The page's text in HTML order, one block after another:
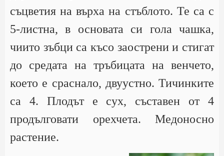
съцветия на върха на стъблото. Те са с
5-листна, в основата си гола чашка,
чиито зъбци са късо заострени и стигат
до средата на тръбицата на венчето,
което е сраснало, двуустно. Тичинките
са 4. Плодът е сух, съставен от 4
продълговати орехчета. Медоносно
растение.